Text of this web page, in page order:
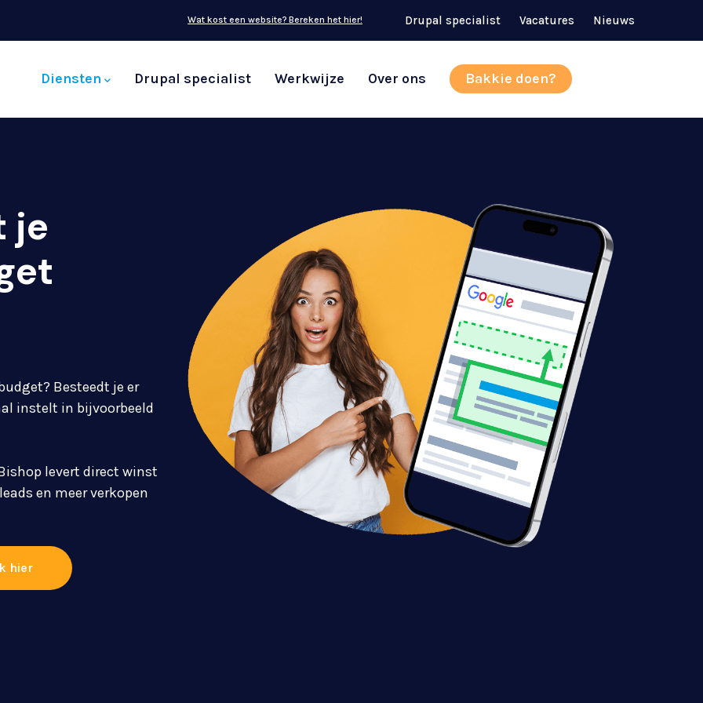
Wat kost een website? Bereken het hier! Drupal specialist Vacatures Nieuws
navigation
Diensten Drupal specialist Werkwijze Over ons Bakkie doen?
je
Besteedt je er
instelt in bijvoorbeeld
levert direct winst
en meer verkopen
hier